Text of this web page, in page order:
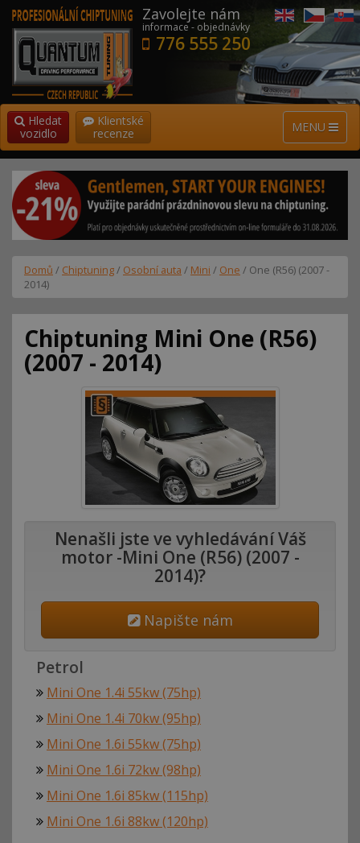
Zavolejte nám
informace - objednávky
776 555 250
MENU
Hledat
vozidlo
Klientské
recenze
Domů / Chiptuning/ Osobní auta / Mini / One / One (R56) (2007 -
2014)
Chiptuning Mini One (R56)
(2007 - 2014)
Nenašli jste ve vyhledávání Váš
motor -Mini One (R56) (2007 -
2014)?
Napište nám
Petrol
Mini One 1.4i 55kw (75hp)
Mini One 1.4i 70kw (95hp)
Mini One 1.6i 55kw (75hp)
Mini One 1.6i 72kw (98hp)
Mini One 1.6i 85kw (115hp)
Mini One 1.6i 88kw (120hp)